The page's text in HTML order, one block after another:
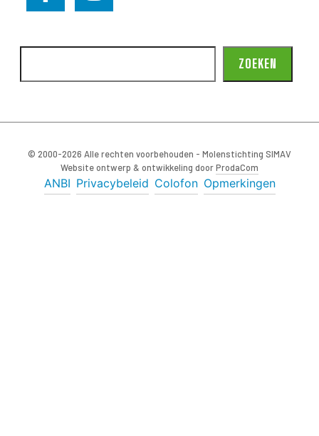
ZOEKEN
© 2000-2026 Alle rechten voorbehouden - Molenstichting SIMAV
Website ontwerp & ontwikkeling doorProdaCom
ANBI Privacybeleid Colofon Opmerkingen